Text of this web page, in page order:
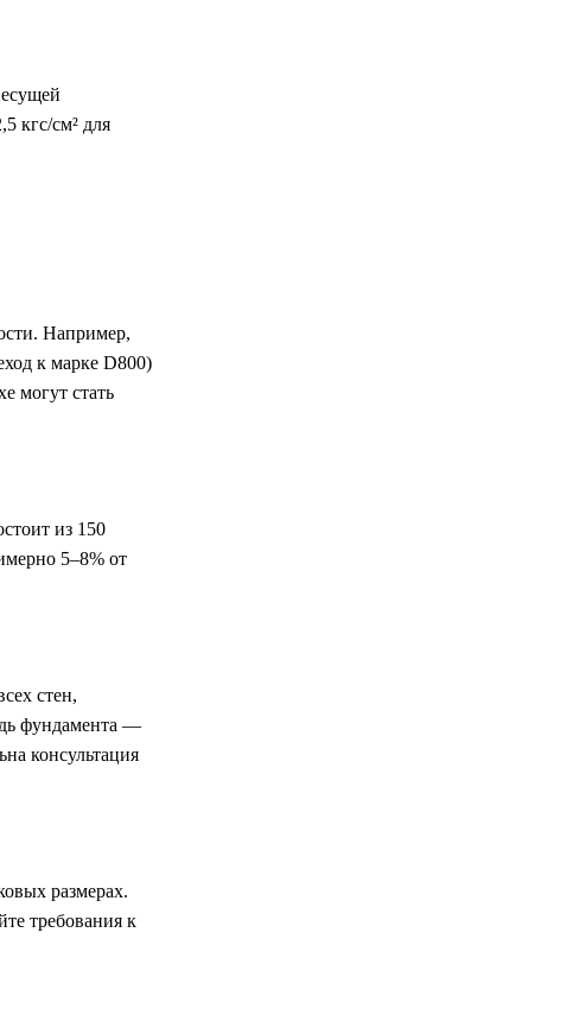
кгс/см² для
Например,
к марке D800)
могут стать
из 150
5–8% от
стен,
фундамента —
консультация
размерах.
требования к